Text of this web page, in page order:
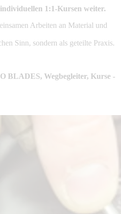
1:1-Kursen weiter.
Arbeiten an Material und
Sinn, sondern als geteilte Praxis.
BLADES, Wegbegleiter, Kurse -